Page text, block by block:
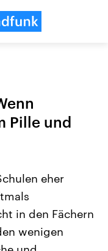
Pille und
eher
in den Fächern
wenigen